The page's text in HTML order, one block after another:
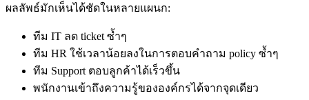
ผลลัพธ์มักเห็นได้ชัดในหลายแผนก:
ทีม IT ลด ticket ซ้ำๆ
ทีม HR ใช้เวลาน้อยลงในการตอบคำถาม policy ซ้ำๆ
ทีม Support ตอบลูกค้าได้เร็วขึ้น
พนักงานเข้าถึงความรู้ขององค์กรได้จากจุดเดียว